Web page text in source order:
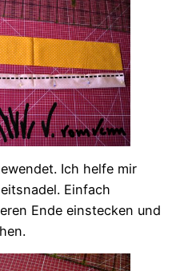
Ich helfe mir
Einfach
Ende einstecken und